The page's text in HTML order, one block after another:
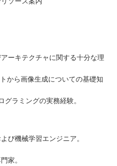
ーキテクチャに関する十分な理
ら画像生成についての基礎知
ラミングの実務経験。
び機械学習エンジニア。
家。